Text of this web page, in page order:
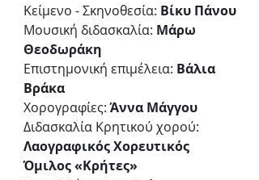
Κείμενο - Σκηνοθεσία: Βίκυ Πάνου
Μουσική διδασκαλία: Μάρω
Θεοδωράκη
Επιστημονική επιμέλεια: Βάλια
Βράκα
Χορογραφίες: Άννα Μάγγου
Διδασκαλία Κρητικού χορού:
Λαογραφικός Χορευτικός
Όμιλος «Κρήτες»